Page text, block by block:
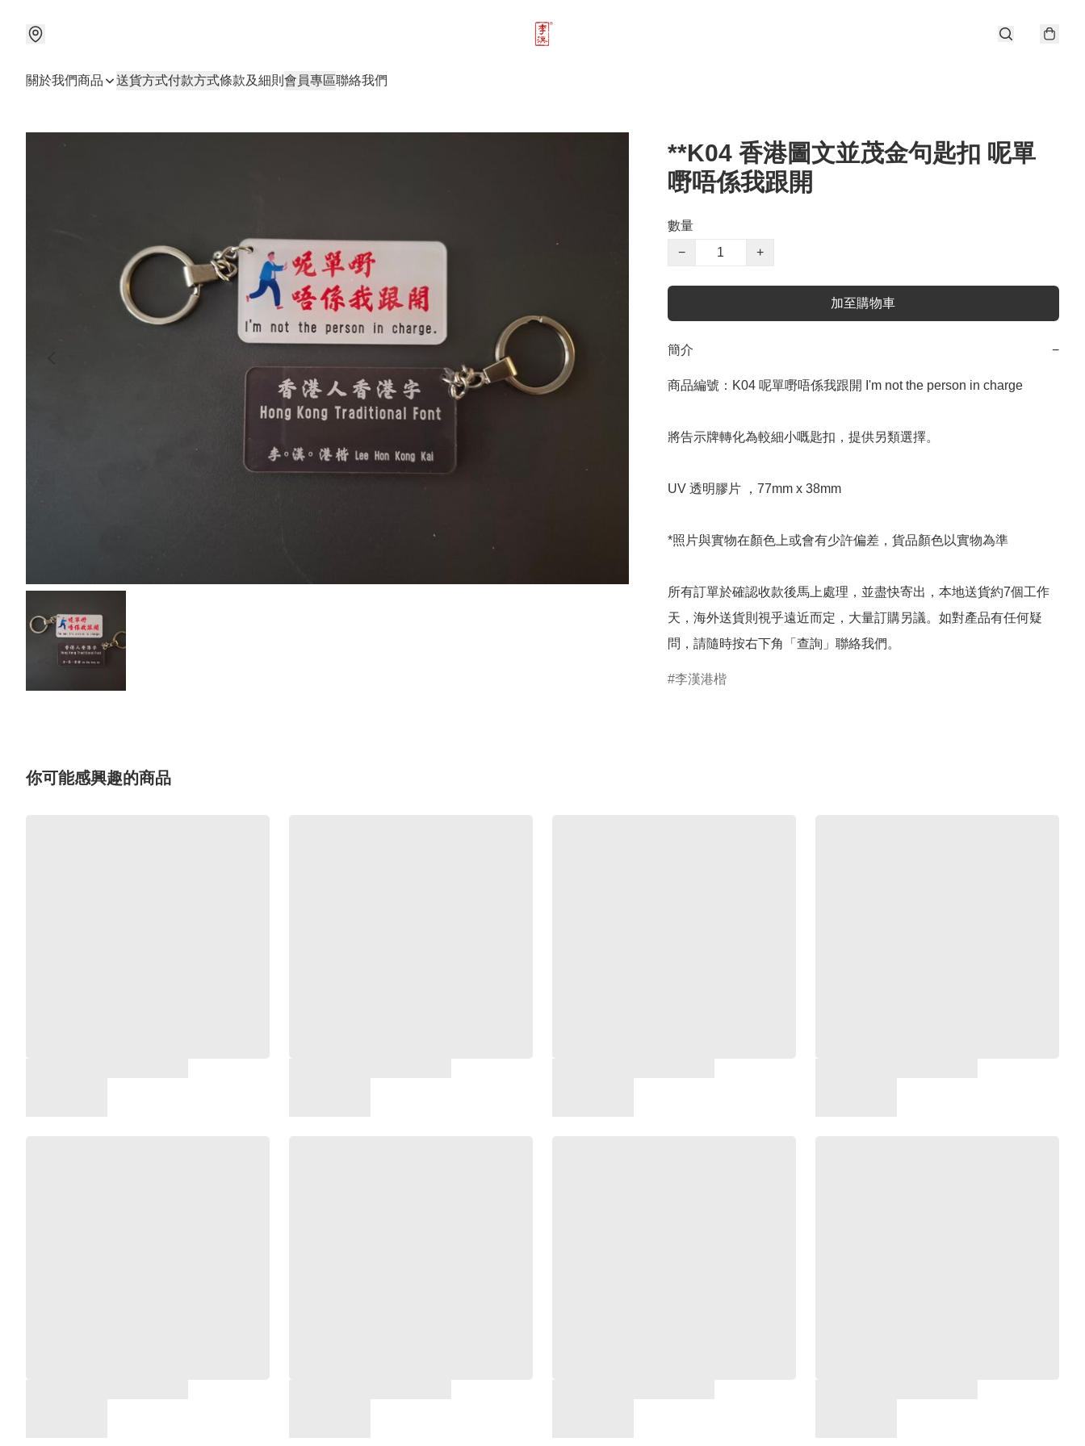
關於我們商品 送貨方式付款方式條款及細則 會員專區聯絡我們
**K04 香港圖文並茂金句匙扣 呢單
嘢唔係我跟開
數量
−
+
加至購物車
簡介 −
商品編號：K04 呢單嘢唔係我跟開 I'm not the person in charge
將告示牌轉化為較細小嘅匙扣，提供另類選擇。
UV 透明膠片 ，77mm x 38mm
*照片與實物在顏色上或會有少許偏差，貨品顏色以實物為準
所有訂單於確認收款後馬上處理，並盡快寄出，本地送貨約7個工作
天，海外送貨則視乎遠近而定，大量訂購另議。如對產品有任何疑
問，請隨時按右下角「查詢」聯絡我們。
李漢港楷
你可能感興趣的商品